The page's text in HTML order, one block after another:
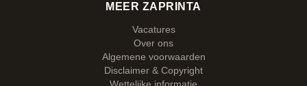
MEER ZAPRINTA
Vacatures
Over ons
Algemene voorwaarden
Disclaimer & Copyright